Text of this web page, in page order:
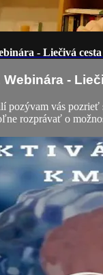
- Liečivá
Webinára -
pozývam vás pozrieť
rozprávať o